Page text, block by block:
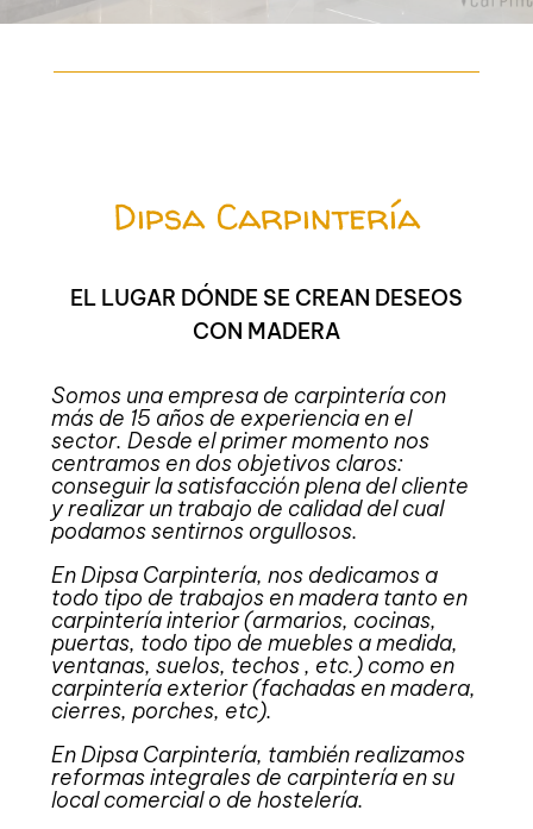
Dipsa Carpintería
EL LUGAR DÓNDE SE CREAN DESEOS
CON MADERA
Somos una empresa de carpintería con
más de 15 años de experiencia en el
sector. Desde el primer momento nos
centramos en dos objetivos claros:
conseguir la satisfacción plena del cliente
y realizar un trabajo de calidad del cual
podamos sentirnos orgullosos.
En Dipsa Carpintería, nos dedicamos a
todo tipo de trabajos en madera tanto en
carpintería interior (armarios, cocinas,
puertas, todo tipo de muebles a medida,
ventanas, suelos, techos , etc.) como en
carpintería exterior (fachadas en madera,
cierres, porches, etc).
En Dipsa Carpintería, también realizamos
reformas integrales de carpintería en su
local comercial o de hostelería.